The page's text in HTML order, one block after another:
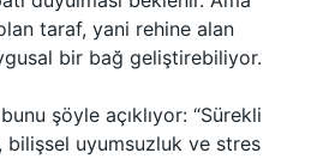
taraf, yani rehine alan
bir bağ geliştirebiliyor.
şöyle açıklıyor: “Sürekli
bilişsel uyumsuzluk ve stres